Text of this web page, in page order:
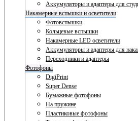
Аккумуляторы и адаптеры для
Накамерные вспышки и осветители
Фотовспышки
Кольцевые вспышки
Накамерные LED осветители
Аккумуляторы и адаптеры для
Переходники и адаптеры
Фотофоны
DigiPrint
Super Dense
Бумажные фотофоны
На пружине
Пластиковые фотофоны